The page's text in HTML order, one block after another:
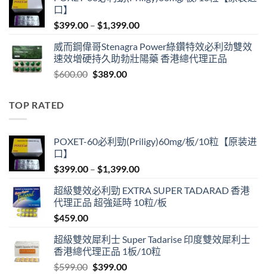
口】
$399.00 – $1,399.00Price
$399.00
through
威而鋼偉哥Stenagra Power綠鑽特效必利劲雙效
速效增硬持久助勃壯陽藥 香港總代理正品
$600.00 Original
$389.00Current
TOP RATED
POXET-60必利勁(Priligy)60mg/板/10粒【原装进
口】
$399.00 – $1,399.00Price
$399.00
through
超級雙效必利勁 EXTRA SUPER TADARAD 香港
代理正品 超強延時 10粒/板
$459.00
超級雙效犀利士 Super Tadarise 印度雙效犀利士
香港總代理正品 1板/10粒
$599.00 Original
$399.00Current